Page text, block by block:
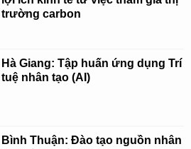
trường carbon
Hà Giang: Tập huấn ứng dụng Trí
tuệ nhân tạo (AI)
Bình Thuận: Đào tạo nguồn nhân